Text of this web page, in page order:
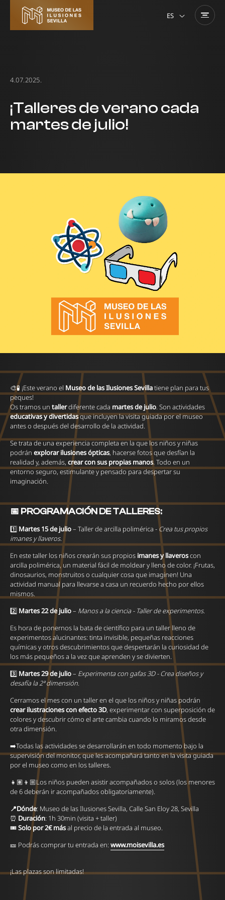
ES
4.07.2025.
¡Talleres de verano cada
martes de julio!
🎨🧪 ¡Este verano el Museo de las Ilusiones Sevillatiene plan para tus
peques!
Os tramos un tallerdiferente cada martes de julio. Son actividades
educativas y divertidasque incluyen la visita guiada por el museo
antes o después del desarrollo de la actividad.
Se trata de una experiencia completa en la que los niños y niñas
podrán explorar ilusiones ópticas, hacerse fotos que desfían la
realidad y, además, crear con sus propias manos. Todo en un
entorno seguro, estimulante y pensado para despertar su
imaginación.
📅 PROGRAMACIÓN DE TALLERES:
1️⃣ Martes 15 de julio– Taller de arcilla polimérica -Crea tus propios
imanes y llaveros.
En este taller los niños crearán sus propios imanes y llaveroscon
arcilla polimérica, un material fácil de moldear y lleno de color. ¡Frutas,
dinosaurios, monstruitos o cualquier cosa que imaginen! Una
actividad manual para llevarse a casa un recuerdo hecho por ellos
mismos.
2️⃣ Martes 22 de julio– Manos a la ciencia - Taller de experimentos.
Es hora de ponernos la bata de científico para un taller lleno de
experimentosalucinantes: tinta invisible, pequeñas reacciones
químicas y otros descubrimientos que despertarán la curiosidad de
los más pequeños a la vez que aprenden y se divierten.
3️⃣ Martes 29 de julio– Experimenta con gafas 3D - Crea diseños y
desafía la 2ª dimensión.
Cerramos el mes con un taller en el que los niños y niñas podrán
crear ilustraciones con efecto 3D, experimentar con superposición de
colores y descubrir cómo el arte cambia cuando lo miramos desde
otra dimensión.
➡️Todas las actividades se desarrollarán en todo momento bajo la
supervisión del monitor, que les acompañará tanto en la visita guiada
por el museo como en los talleres.
👧🏽👦🏼Los niños pueden asistir acompañados o solos (los menores
de 6 deberán ir acompañados obligatoriamente).
📍Dónde: Museo de las Ilusiones Sevilla, Calle San Eloy 28, Sevilla
⏰ Duración: 1h 30min (visita + taller)
🎟️Solo por 2€ másal precio de la entrada al museo.
🎫 Podrás comprar tu entrada en: www.moisevilla.es
¡Las plazas son limitadas!